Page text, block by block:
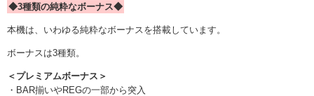
◆3種類の純粋なボーナス◆
本機は、いわゆる純粋なボーナスを搭載しています。
ボーナスは3種類。
＜プレミアムボーナス＞
・BAR揃いやREGの一部から突入